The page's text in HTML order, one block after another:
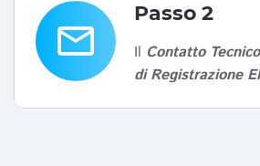
email
Passo 2
Il Contatto Tecnico
di Registrazione